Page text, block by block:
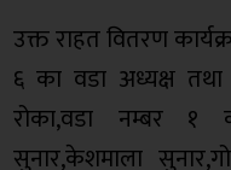
उक्त राहत वितरण
६ का वडा अध्यक्ष तथा
रोका,वडा नम्बर १
सुनार,केशमाला